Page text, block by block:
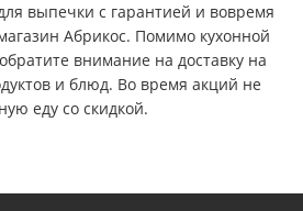
выпечки с гарантией и вовремя
Абрикос. Помимо кухонной
внимание на доставку на
и блюд. Во время акций не
еду со скидкой.